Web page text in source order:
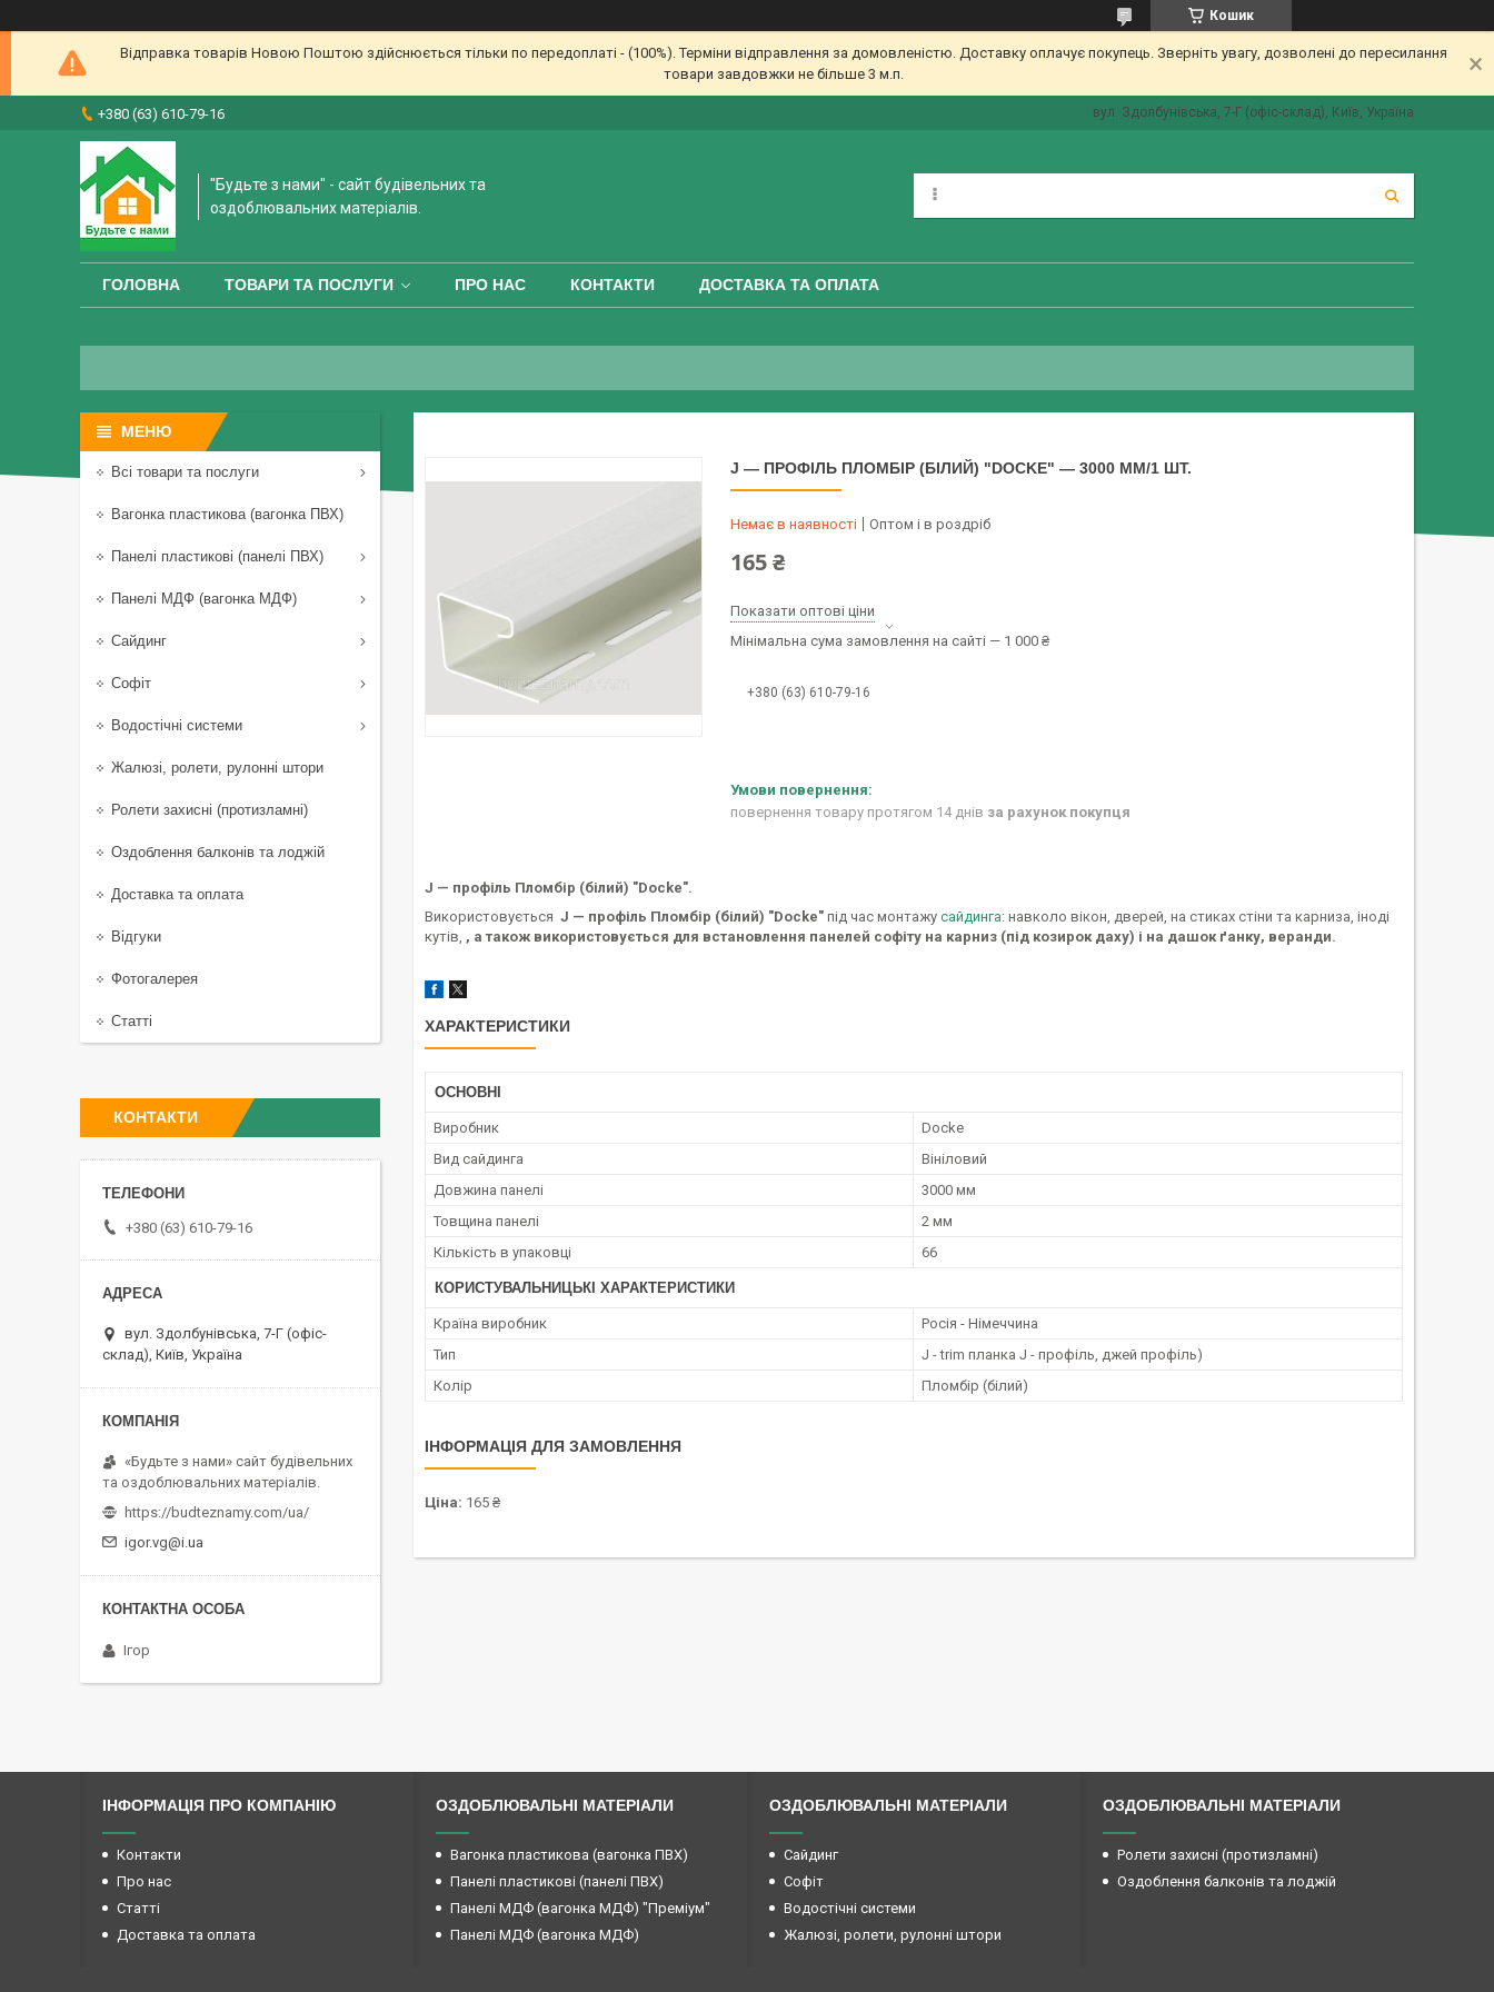
Кошик
Відправка товарів Новою Поштою здійснюється тільки по передоплаті - (100%). Терміни відправлення за домовленістю. Доставку оплачує покупець. Зверніть увагу, дозволені до пересилання
товари завдовжки не більше 3 м.п.
+380 (63) 610-79-16 вул. Здолбунівська, 7-Г (офіс-склад), Київ, Україна
"Будьте з нами" - сайт будівельних та
оздоблювальних матеріалів.
ГОЛОВНА ТОВАРИ ТА ПОСЛУГИ ПРО НАС КОНТАКТИ ДОСТАВКА ТА ОПЛАТА
J — ПРОФІЛЬ ПЛОМБІР (БІЛИЙ) "DOCKE" — 3000 ММ/1 ШТ.
Немає в наявності Оптом і в роздріб
165 ₴
Показати оптові ціни
Мінімальна сума замовлення на сайті — 1 000 ₴
+380 (63) 610-79-16
повернення товару протягом 14 днів за рахунок покупця
J — профіль Пломбір (білий) "Docke".
Використовується J — профіль Пломбір (білий) "Docke" під час монтажу сайдинга: навколо вікон, дверей, на стиках стіни та карниза, іноді
кутів, , а також використовується для встановлення панелей софіту на карниз (під козирок даху) і на дашок ґанку, веранди.
ХАРАКТЕРИСТИКИ
ОСНОВНІ
Виробник
Docke
Вид сайдинга
Вініловий
Довжина панелі
3000 мм
Товщина панелі
2 мм
Кількість в упаковці
66
КОРИСТУВАЛЬНИЦЬКІ ХАРАКТЕРИСТИКИ
Країна виробник
Росія - Німеччина
Тип
J - trim планка J - профіль, джей профіль)
Колір
Пломбір (білий)
ІНФОРМАЦІЯ ДЛЯ ЗАМОВЛЕННЯ
Ціна: 165 ₴
Всі товари та послуги
Вагонка пластикова (вагонка ПВХ)
Панелі пластикові (панелі ПВХ)
Панелі МДФ (вагонка МДФ)
Сайдинг
Софіт
Водостічні системи
Жалюзі, ролети, рулонні штори
Ролети захисні (протизламні)
Оздоблення балконів та лоджій
Доставка та оплата
Відгуки
Фотогалерея
Статті
КОНТАКТИ
+380 (63) 610-79-16
вул. Здолбунівська, 7-Г (офіс-
склад), Київ, Україна
«Будьте з нами» сайт будівельних
та оздоблювальних матеріалів.
https://budteznamy.com/ua/
igor.vg@i.ua
Ігор
ІНФОРМАЦІЯ ПРО КОМПАНІЮ
Контакти
Про нас
Статті
Доставка та оплата
ОЗДОБЛЮВАЛЬНІ МАТЕРІАЛИ
Вагонка пластикова (вагонка ПВХ)
Панелі пластикові (панелі ПВХ)
Панелі МДФ (вагонка МДФ) "Преміум"
Панелі МДФ (вагонка МДФ)
ОЗДОБЛЮВАЛЬНІ МАТЕРІАЛИ
Сайдинг
Софіт
Водостічні системи
Жалюзі, ролети, рулонні штори
ОЗДОБЛЮВАЛЬНІ МАТЕРІАЛИ
Ролети захисні (протизламні)
Оздоблення балконів та лоджій